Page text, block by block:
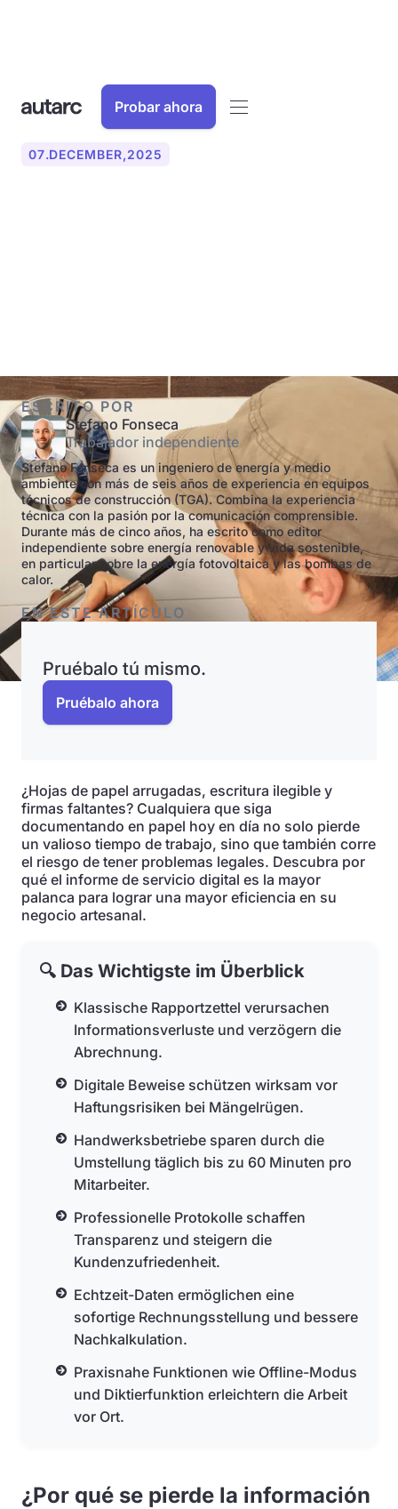
Probar ahora
07.DECEMBER,2025
ESCRITO POR
Stefano Fonseca
Trabajador independiente
Stefano Fonseca es un ingeniero de energía y medio
ambiente con más de seis años de experiencia en equipos
técnicos de construcción (TGA). Combina la experiencia
técnica con la pasión por la comunicación comprensible.
Durante más de cinco años, ha escrito como editor
independiente sobre energía renovable y vida sostenible,
en particular sobre la energía fotovoltaica y las bombas de
calor.
EN ESTE ARTÍCULO
Pruébalo tú mismo.
Pruébalo ahora
¿Hojas de papel arrugadas, escritura ilegible y
firmas faltantes? Cualquiera que siga
documentando en papel hoy en día no solo pierde
un valioso tiempo de trabajo, sino que también corre
el riesgo de tener problemas legales. Descubra por
qué el informe de servicio digital es la mayor
palanca para lograr una mayor eficiencia en su
negocio artesanal.
🔍 Das Wichtigste im Überblick
Klassische Rapportzettel verursachen
Informationsverluste und verzögern die
Abrechnung.
Digitale Beweise schützen wirksam vor
Haftungsrisiken bei Mängelrügen.
Handwerksbetriebe sparen durch die
Umstellung täglich bis zu 60 Minuten pro
Mitarbeiter.
Professionelle Protokolle schaffen
Transparenz und steigern die
Kundenzufriedenheit.
Echtzeit-Daten ermöglichen eine
sofortige Rechnungsstellung und bessere
Nachkalkulation.
Praxisnahe Funktionen wie Offline-Modus
und Diktierfunktion erleichtern die Arbeit
vor Ort.
¿Por qué se pierde la información